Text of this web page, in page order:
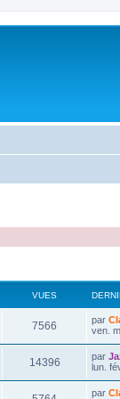
VUES
7566
u
D
e
i
e
r
m
par
ven.
14396V
u
D
e
par
lun.
D
par